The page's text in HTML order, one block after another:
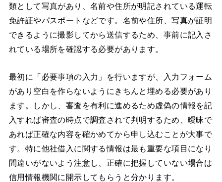
類として写真があり、名前や住所が明記されている運転
免許証やパスポートなどです。名前や住所、写真が証明
できるように撮影してから送信するため、事前に記入さ
れている場所を確認する必要があります。
最初に「必要事項の入力」を行いますが、入力フォーム
があり空白を作らないようにきちんと埋める必要があり
ます。しかし、審査を有利に進めるため虚偽の情報を記
入すれば審査の時点で調査されて判明するため、曖昧で
あれば正確な内容を確かめてから申し込むことが大事で
す。特に他社借入に関する情報は最も重要な項目になり
間違いがないよう注意し、正確に把握していない場合は
信用情報機関に開示してもらうと分かります。